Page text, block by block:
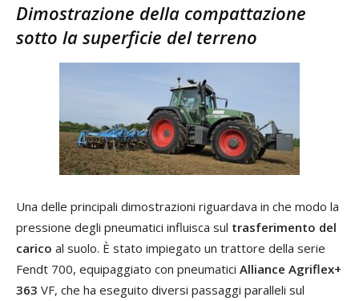
Dimostrazione della compattazione
sotto la superficie del terreno
Una delle principali dimostrazioni riguardava in che modo la
pressione degli pneumatici influisca sul trasferimento del
carico al suolo. È stato impiegato un trattore della serie
Fendt 700, equipaggiato con pneumatici Alliance Agriflex+
363 VF, che ha eseguito diversi passaggi paralleli sul